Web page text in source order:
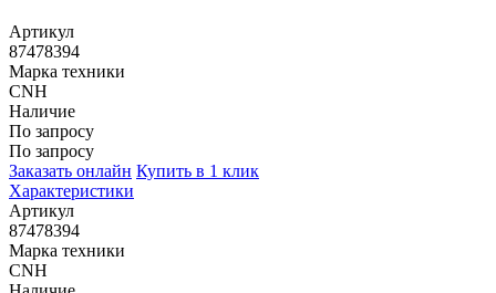
Артикул
87478394
Марка техники
CNH
Наличие
По запросу
По запросу
Заказать онлайн Купить в 1 клик
Характеристики
Артикул
87478394
Марка техники
CNH